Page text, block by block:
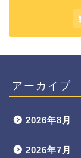
アーカイブ
2026年8月
2026年7月